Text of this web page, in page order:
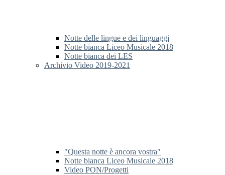
Notte delle lingue e dei linguaggi
Notte bianca Liceo Musicale 2018
Notte bianca dei LES
Archivio Video 2019-2021
"Questa notte è ancora vostra"
Notte bianca Liceo Musicale 2018
Video PON/Progetti